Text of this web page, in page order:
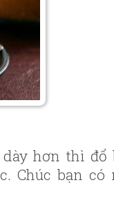
hơn thì
Chúc bạn